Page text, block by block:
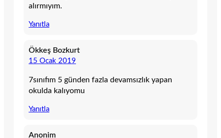
alırmıyım.
Yanıtla
Ökkeş Bozkurt
15 Ocak 2019
7sınıfım 5 günden fazla devamsızlık yapan
okulda kalıyomu
Yanıtla
Anonim